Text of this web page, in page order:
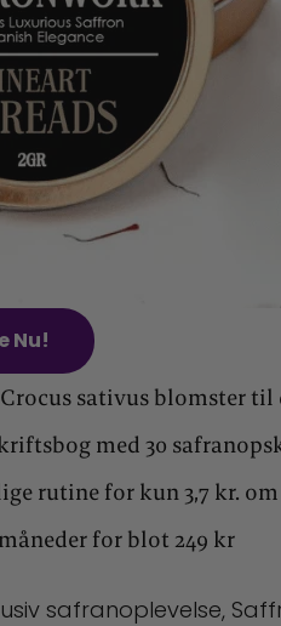
Nu!
sativus blomster
med 30
rutine for kun 3,7 kr. om
for blot 249 kr
safranoplevelse,